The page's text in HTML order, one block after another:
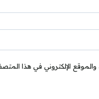
الإلكتروني في هذا